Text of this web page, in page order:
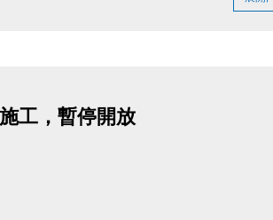
工，暫停開放